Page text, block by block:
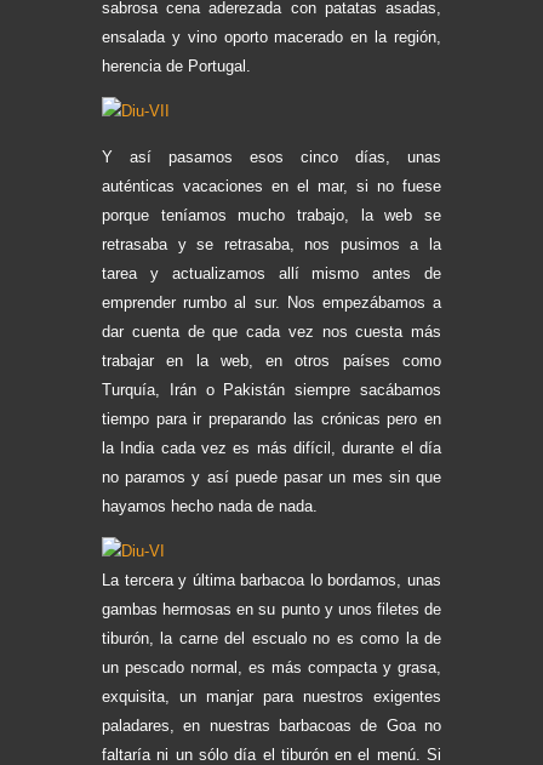
sabrosa cena aderezada con patatas asadas,
ensalada y vino oporto macerado en la región,
herencia de Portugal.
Y así pasamos esos cinco días, unas
auténticas vacaciones en el mar, si no fuese
porque teníamos mucho trabajo, la web se
retrasaba y se retrasaba, nos pusimos a la
tarea y actualizamos allí mismo antes de
emprender rumbo al sur. Nos empezábamos a
dar cuenta de que cada vez nos cuesta más
trabajar en la web, en otros países como
Turquía, Irán o Pakistán siempre sacábamos
tiempo para ir preparando las crónicas pero en
la India cada vez es más difícil, durante el día
no paramos y así puede pasar un mes sin que
hayamos hecho nada de nada.
La tercera y última barbacoa lo bordamos, unas
gambas hermosas en su punto y unos filetes de
tiburón, la carne del escualo no es como la de
un pescado normal, es más compacta y grasa,
exquisita, un manjar para nuestros exigentes
paladares, en nuestras barbacoas de Goa no
faltaría ni un sólo día el tiburón en el menú. Si